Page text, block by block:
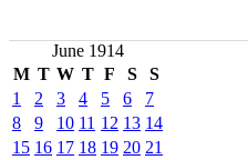
June 1914
M T W T F S S
1 2 3 4 5 6
7
8
9 10 11 12 13 14
15 16 17 18 19 20 21